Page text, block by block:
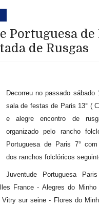
Portuguesa de
de Rusgas
Decorreu no passado sábado
sala de festas de Paris 13° (
e alegre encontro de
organizado pelo rancho
Portuguesa de Paris 7°
dos ranchos folclóricos
Juventude Portuguesa
France - Alegres do
Vitry sur seine - Flores do